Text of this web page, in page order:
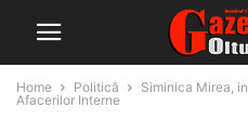
Home Politică
Siminica Mirea,
Afacerilor Interne